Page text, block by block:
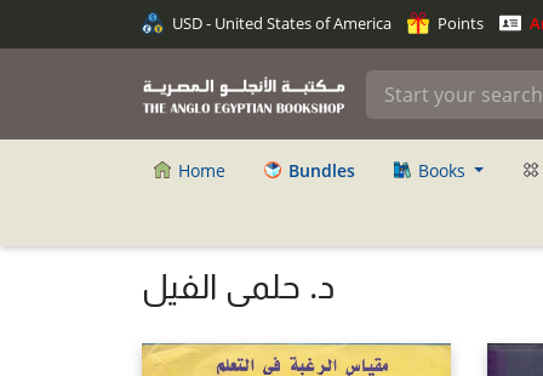
USD - United States of America Points
Home Bundles Books
د. حلمى الفيل